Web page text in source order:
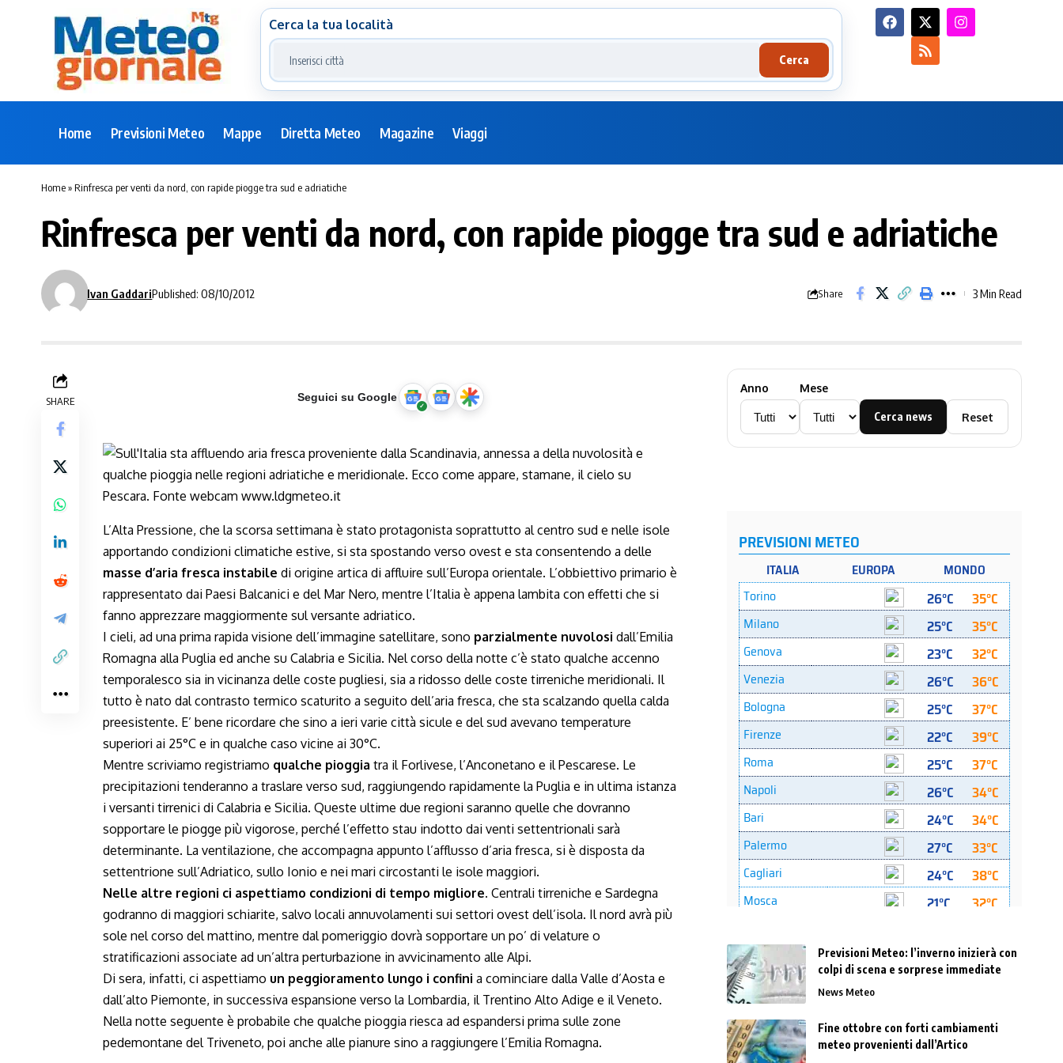
Cerca la tua località
Cerca
Home Previsioni Meteo Mappe Diretta Meteo Magazine Viaggi
Home»Rinfresca per venti da nord, con rapide piogge tra sud e adriatiche
Rinfresca per venti da nord, con rapide piogge tra sud e adriatiche
Ivan GaddariPublished: 08/10/2012 Share 3 Min Read
SHARE Seguici su Google
L’Alta Pressione, che la scorsa settimana è stato protagonista soprattutto al centro sud e nelle isole
apportando condizioni climatiche estive, si sta spostando verso ovest e sta consentendo a delle
masse d’aria fresca instabile di origine artica di affluire sull’Europa orientale. L’obbiettivo primario è
rappresentato dai Paesi Balcanici e del Mar Nero, mentre l’Italia è appena lambita con effetti che si
fanno apprezzare maggiormente sul versante adriatico.
I cieli, ad una prima rapida visione dell’immagine satellitare, sono parzialmente nuvolosi dall’Emilia
Romagna alla Puglia ed anche su Calabria e Sicilia. Nel corso della notte c’è stato qualche accenno
temporalesco sia in vicinanza delle coste pugliesi, sia a ridosso delle coste tirreniche meridionali. Il
tutto è nato dal contrasto termico scaturito a seguito dell’aria fresca, che sta scalzando quella calda
preesistente. E’ bene ricordare che sino a ieri varie città sicule e del sud avevano temperature
superiori ai 25°C e in qualche caso vicine ai 30°C.
Mentre scriviamo registriamo qualche pioggia tra il Forlivese, l’Anconetano e il Pescarese. Le
precipitazioni tenderanno a traslare verso sud, raggiungendo rapidamente la Puglia e in ultima istanza
i versanti tirrenici di Calabria e Sicilia. Queste ultime due regioni saranno quelle che dovranno
sopportare le piogge più vigorose, perché l’effetto stau indotto dai venti settentrionali sarà
determinante. La ventilazione, che accompagna appunto l’afflusso d’aria fresca, si è disposta da
settentrione sull’Adriatico, sullo Ionio e nei mari circostanti le isole maggiori.
Nelle altre regioni ci aspettiamo condizioni di tempo migliore. Centrali tirreniche e Sardegna
godranno di maggiori schiarite, salvo locali annuvolamenti sui settori ovest dell’isola. Il nord avrà più
sole nel corso del mattino, mentre dal pomeriggio dovrà sopportare un po’ di velature o
stratificazioni associate ad un’altra perturbazione in avvicinamento alle Alpi.
Di sera, infatti, ci aspettiamo un peggioramento lungo i confini a cominciare dalla Valle d’Aosta e
dall’alto Piemonte, in successiva espansione verso la Lombardia, il Trentino Alto Adige e il Veneto.
Nella notte seguente è probabile che qualche pioggia riesca ad espandersi prima sulle zone
pedemontane del Triveneto, poi anche alle pianure sino a raggiungere l’Emilia Romagna.
Anno Mese
Cerca news Reset
Previsioni Meteo: l’inverno inizierà con
colpi di scena e sorprese immediate
News Meteo
Fine ottobre con forti cambiamenti
meteo provenienti dall’Artico